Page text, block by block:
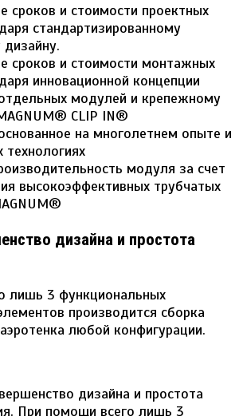
сроков и стоимости проектных
стандартизированному
сроков и стоимости монтажных
инновационной концепции
модулей и крепежному
CLIP IN®
на многолетнем опыте и
технологиях
модуля за счет
высокоэффективных трубчатых
дизайна и простота
лишь 3 функциональных
производится сборка
любой конфигурации.